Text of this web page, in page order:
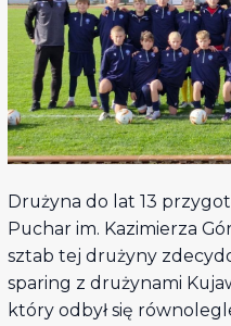
Drużyna do lat 13
Puchar im. Kazimierza
sztab tej drużyny
sparing z drużynami
który odbył się